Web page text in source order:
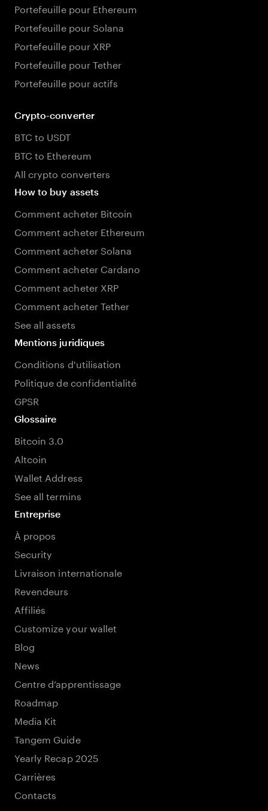
Portefeuille pour Ethereum
Portefeuille pour Solana
Portefeuille pour XRP
Portefeuille pour Tether
Portefeuille pour actifs
Crypto-converter
BTC to USDT
BTC to Ethereum
All crypto converters
How to buy assets
Comment acheter Bitcoin
Comment acheter Ethereum
Comment acheter Solana
Comment acheter Cardano
Comment acheter XRP
Comment acheter Tether
See all assets
Mentions juridiques
Conditions d'utilisation
Politique de confidentialité
GPSR
Glossaire
Bitcoin 3.0
Altcoin
Wallet Address
See all termins
Entreprise
À propos
Security
Livraison internationale
Revendeurs
Affiliés
Customize your wallet
Blog
News
Centre d’apprentissage
Roadmap
Media Kit
Tangem Guide
Yearly Recap 2025
Carrières
Contacts